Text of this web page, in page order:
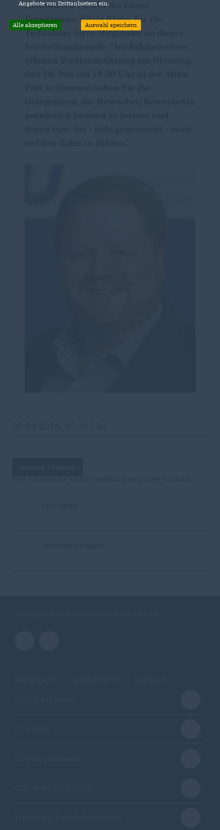
Kandidaten", wirbt die Enser
Vorsitzende, Silvia Klein, für die
Teilnahme ihrer Mitglieder an dieser
Angebote von Drittanbietern ein.
Alle akzeptieren Auswahl speichern